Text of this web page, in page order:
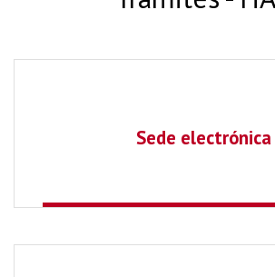
Sede electrónica